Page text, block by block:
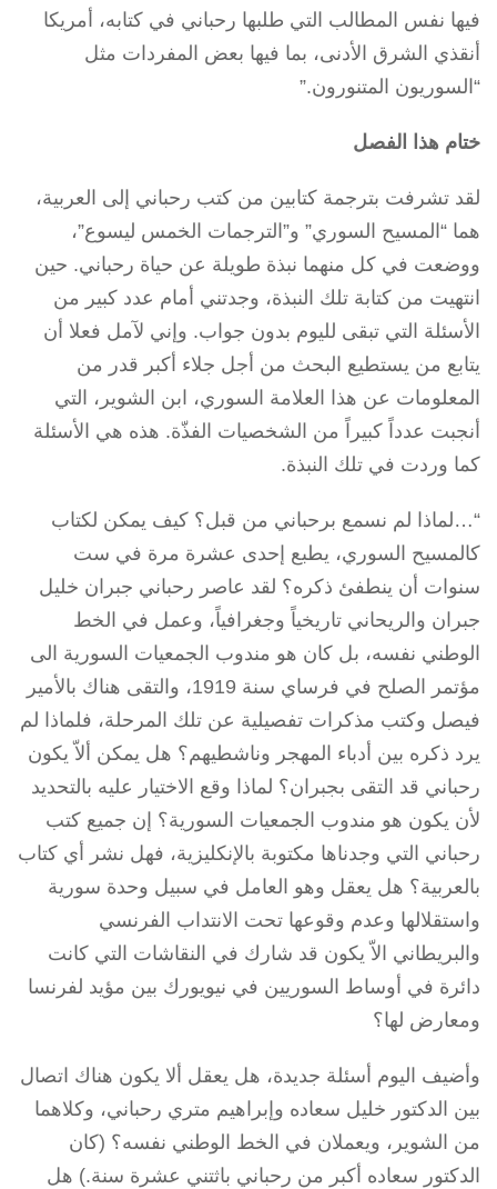
فيها نفس المطالب التي طلبها رحباني في كتابه، أمريكا
أنقذي الشرق الأدنى، بما فيها بعض المفردات مثل
“السوريون المتنورون.”
ختام هذا الفصل
لقد تشرفت بترجمة كتابين من كتب رحباني إلى العربية،
هما “المسيح السوري” و”الترجمات الخمس ليسوع”،
ووضعت في كل منهما نبذة طويلة عن حياة رحباني. حين
انتهيت من كتابة تلك النبذة، وجدتني أمام عدد كبير من
الأسئلة التي تبقى لليوم بدون جواب. وإني لآمل فعلا أن
يتابع من يستطيع البحث من أجل جلاء أكبر قدر من
المعلومات عن هذا العلامة السوري، ابن الشوير، التي
أنجبت عدداً كبيراً من الشخصيات الفذّة. هذه هي الأسئلة
كما وردت في تلك النبذة.
“…لماذا لم نسمع برحباني من قبل؟ كيف يمكن لكتاب
كالمسيح السوري، يطبع إحدى عشرة مرة في ست
سنوات أن ينطفئ ذكره؟ لقد عاصر رحباني جبران خليل
جبران والريحاني تاريخياً وجغرافياً، وعمل في الخط
الوطني نفسه، بل كان هو مندوب الجمعيات السورية الى
مؤتمر الصلح في فرساي سنة 1919، والتقى هناك بالأمير
فيصل وكتب مذكرات تفصيلية عن تلك المرحلة، فلماذا لم
يرد ذكره بين أدباء المهجر وناشطيهم؟ هل يمكن ألاّ يكون
رحباني قد التقى بجبران؟ لماذا وقع الاختيار عليه بالتحديد
لأن يكون هو مندوب الجمعيات السورية؟ إن جميع كتب
رحباني التي وجدناها مكتوبة بالإنكليزية، فهل نشر أي كتاب
بالعربية؟ هل يعقل وهو العامل في سبيل وحدة سورية
واستقلالها وعدم وقوعها تحت الانتداب الفرنسي
والبريطاني الاّ يكون قد شارك في النقاشات التي كانت
دائرة في أوساط السوريين في نيويورك بين مؤيد لفرنسا
ومعارض لها؟
وأضيف اليوم أسئلة جديدة، هل يعقل ألا يكون هناك اتصال
بين الدكتور خليل سعاده وإبراهيم متري رحباني، وكلاهما
من الشوير، ويعملان في الخط الوطني نفسه؟ (كان
الدكتور سعاده أكبر من رحباني باثتني عشرة سنة.) هل